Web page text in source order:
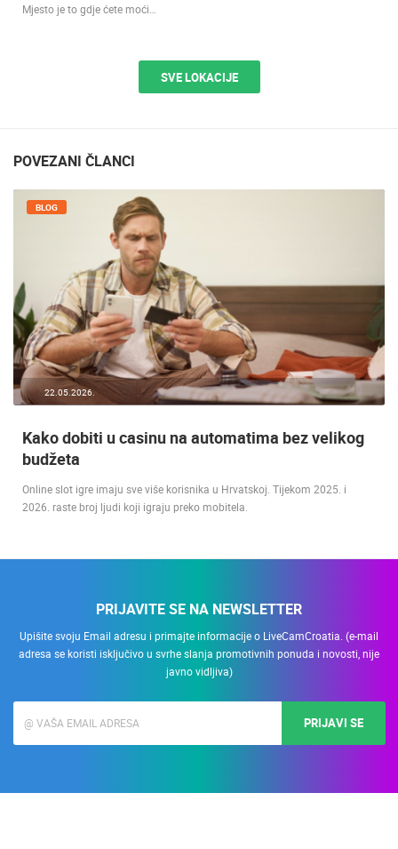
Mjesto je to gdje ćete moći…
SVE LOKACIJE
POVEZANI ČLANCI
22.05.2026.
BLOG
Kako dobiti u casinu na automatima bez velikog
budžeta
Online slot igre imaju sve više korisnika u Hrvatskoj. Tijekom 2025. i
2026. raste broj ljudi koji igraju preko mobitela.
PRIJAVITE SE NA NEWSLETTER
Upišite svoju Email adresu i primajte informacije o LiveCamCroatia. (e-mail
adresa se koristi isključivo u svrhe slanja promotivnih ponuda i novosti, nije
javno vidljiva)
PRIJAVI SE